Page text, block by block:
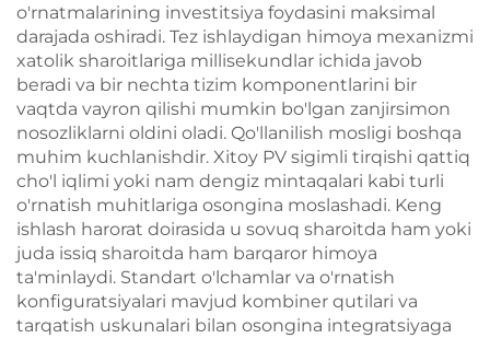
o'rnatmalarining investitsiya foydasini maksimal
darajada oshiradi. Tez ishlaydigan himoya mexanizmi
xatolik sharoitlariga millisekundlar ichida javob
beradi va bir nechta tizim komponentlarini bir
vaqtda vayron qilishi mumkin bo'lgan zanjirsimon
nosozliklarni oldini oladi. Qo'llanilish mosligi boshqa
muhim kuchlanishdir. Xitoy PV sigimli tirqishi qattiq
cho'l iqlimi yoki nam dengiz mintaqalari kabi turli
o'rnatish muhitlariga osongina moslashadi. Keng
ishlash harorat doirasida u sovuq sharoitda ham yoki
juda issiq sharoitda ham barqaror himoya
ta'minlaydi. Standart o'lchamlar va o'rnatish
konfiguratsiyalari mavjud kombiner qutilari va
tarqatish uskunalari bilan osongina integratsiyaga